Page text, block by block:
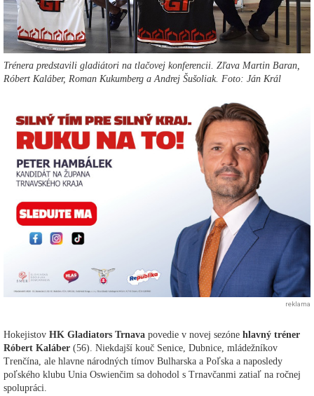
Trénera predstavili gladiátori na tlačovej konferencii. Zľava Martin Baran,
Róbert Kaláber, Roman Kukumberg a Andrej Šušoliak. Foto: Ján Král
reklama
Hokejistov HK Gladiators Trnava povedie v novej sezóne hlavný tréner
Róbert Kaláber (56). Niekdajší kouč Senice, Dubnice, mládežníkov
Trenčína, ale hlavne národných tímov Bulharska a Poľska a naposledy
poľského klubu Unia Oswienčim sa dohodol s Trnavčanmi zatiaľ na ročnej
spolupráci.